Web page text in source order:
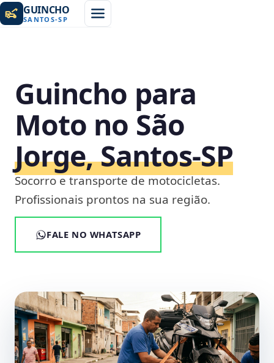
GUINCHO
SANTOS-SP
Guincho para
Moto no São
Jorge, Santos‑SP
Socorro e transporte de motocicletas.
Profissionais prontos na sua região.
FALE NO WHATSAPP